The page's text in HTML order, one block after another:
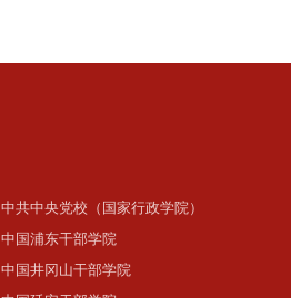
中共中央党校（国家行政学院）
中国浦东干部学院
中国井冈山干部学院